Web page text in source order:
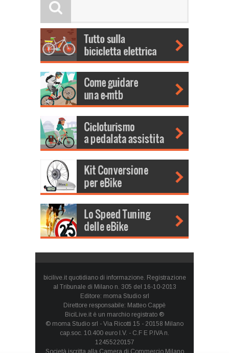
bicilive.it quotidiano di informazione. Registrazione
al Tribunale di Milano n. 305 del 16-10-2013
Editore: moma Studio srl
Direttore responsabile: Matteo Cappè
BiciLive.it è un marchio registrato ®
© moma Studio srl - Via Ricotti 15 - 20158 Milano
cap.soc. 10.400 euro I.V. - C.F E P.IVA n.
12455220157
Società iscritta alla Camera di Commercio Milano